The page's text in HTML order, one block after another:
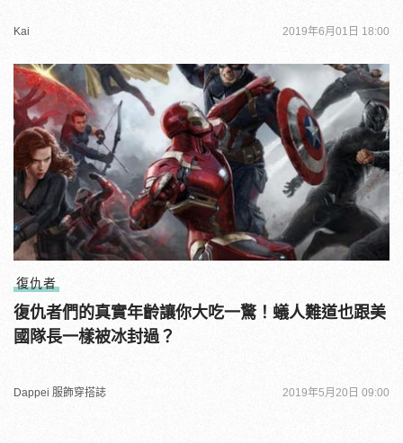
Kai 2019年6月01日 18:00
復仇者
復仇者們的真實年齡讓你大吃一驚！蟻人難道也跟美
國隊長一樣被冰封過？
Dappei 服飾穿搭誌 2019年5月20日 09:00